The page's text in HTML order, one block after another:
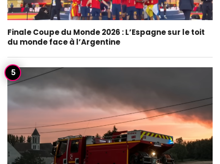
Finale Coupe du Monde 2026 : L’Espagne sur le toit
du monde face à l’Argentine